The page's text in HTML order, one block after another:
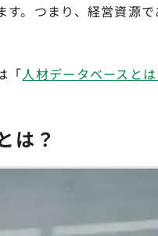
。つまり、経営資源
「人材データベースと
は？